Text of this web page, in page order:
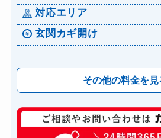
対応エリア
玄関カギ開け
その他の料金を見
玄関カギ修理